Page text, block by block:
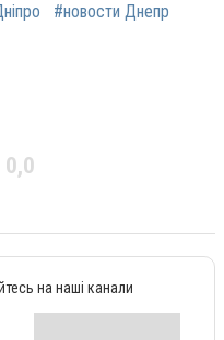
#новости Днепр
0,0
на наші канали